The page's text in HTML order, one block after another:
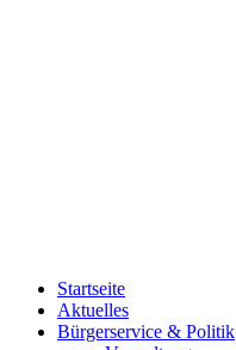
Startseite
Aktuelles
Bürgerservice & Politik